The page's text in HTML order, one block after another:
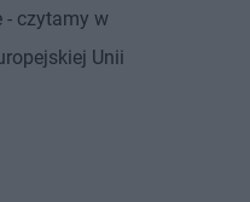
- czytamy w
Unii